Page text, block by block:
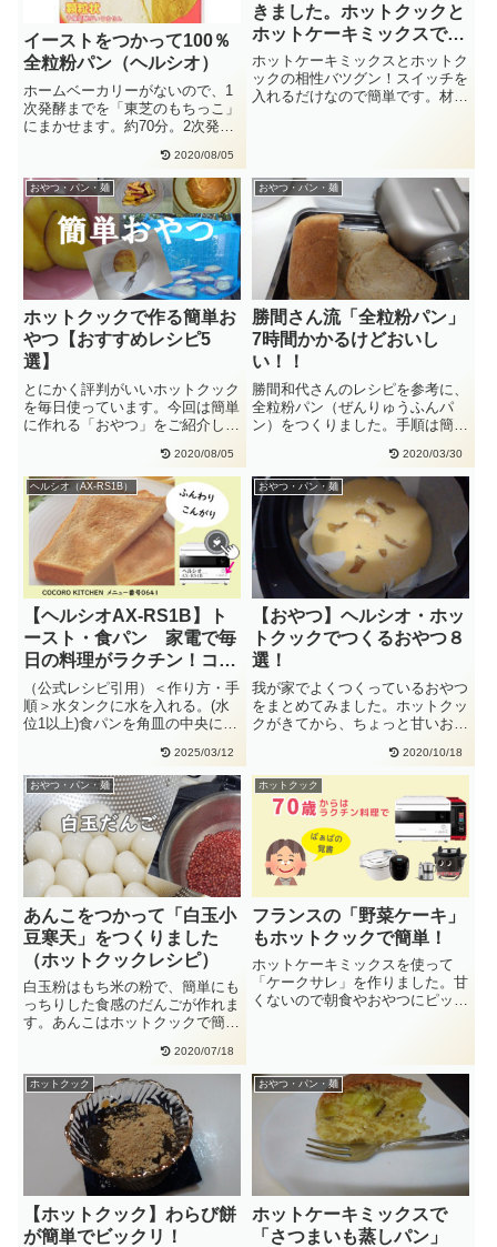
イーストをつかって100％
全粒粉パン（ヘルシオ）
ホームベーカリーがないので、1
次発酵までを「東芝のもちっこ」
にまかせます。約70分。2次発酵
2020/08/05
きました。ホットクックと
ホットケーキミックスで簡
単！
ホットケーキミックスとホットク
ックの相性バツグン！スイッチを
入れるだけなので簡単です。材料
おやつ・パン・麺
ホットクックで作る簡単お
やつ【おすすめレシピ5
選】
とにかく評判がいいホットクック
を毎日使っています。今回は簡単
に作れる「おやつ」をご紹介しま
2020/08/05
おやつ・パン・麺
勝間さん流「全粒粉パン」
7時間かかるけどおいし
い！！
勝間和代さんのレシピを参考に、
全粒粉パン（ぜんりゅうふんパ
ン）をつくりました。手順は簡単
2020/03/30
ヘルシオ（AX-RS1B）
【ヘルシオAX-RS1B】ト
ースト・食パン 家電で毎
日の料理がラクチン！ココ
ロキッチンの使い方
（公式レシピ引用）＜作り方・手
順＞水タンクに水を入れる。(水
位1以上)食パンを角皿の中央にの
2025/03/12
おやつ・パン・麺
【おやつ】ヘルシオ・ホッ
トクックでつくるおやつ８
選！
我が家でよくつくっているおやつ
をまとめてみました。ホットクッ
クがきてから、ちょっと甘いおや
2020/10/18
おやつ・パン・麺
あんこをつかって「白玉小
豆寒天」をつくりました
（ホットクックレシピ）
白玉粉はもち米の粉で、簡単にも
っちりした食感のだんごが作れま
す。あんこはホットクックで簡単
2020/07/18
ホットクック
フランスの「野菜ケーキ」
もホットクックで簡単！
ホットケーキミックスを使って
「ケークサレ」を作りました。甘
くないので朝食やおやつにピッタ
ホットクック
【ホットクック】わらび餅
が簡単でビックリ！
おやつ・パン・麺
ホットケーキミックスで
「さつまいも蒸しパン」